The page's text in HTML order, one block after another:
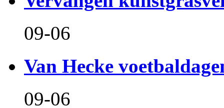
09-06
Van Hecke
09-06